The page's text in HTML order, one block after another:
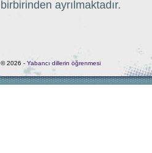
birbirinden ayrılmaktadır.
© 2026 - Yabancı dillerin öğrenmesi